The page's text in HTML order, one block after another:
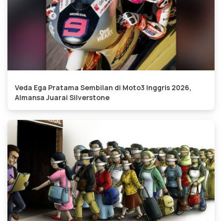
Veda Ega Pratama Sembilan di Moto3 Inggris 2026,
Almansa Juarai Silverstone